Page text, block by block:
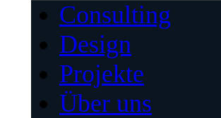
Consulting
Design
Projekte
Über uns